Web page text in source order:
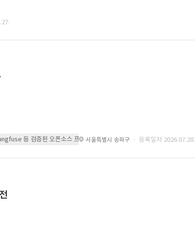
등 검증된 오픈소스 프레임워크를 기반으로 시스템을 구축
서울특별시 송파구 · 등록일자 2026.07.28.